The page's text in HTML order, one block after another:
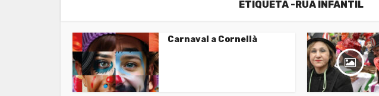
ETIQUETA -RUA INFANTIL
Carnaval a Cornellà